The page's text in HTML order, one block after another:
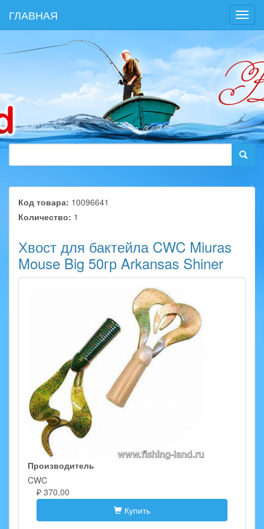
ГЛАВНАЯ
Код товара: 10096641
Количество: 1
Хвост для бактейла CWC Miuras
Mouse Big 50гр Arkansas Shiner
Производитель
CWC
₽ 370,00
Купить